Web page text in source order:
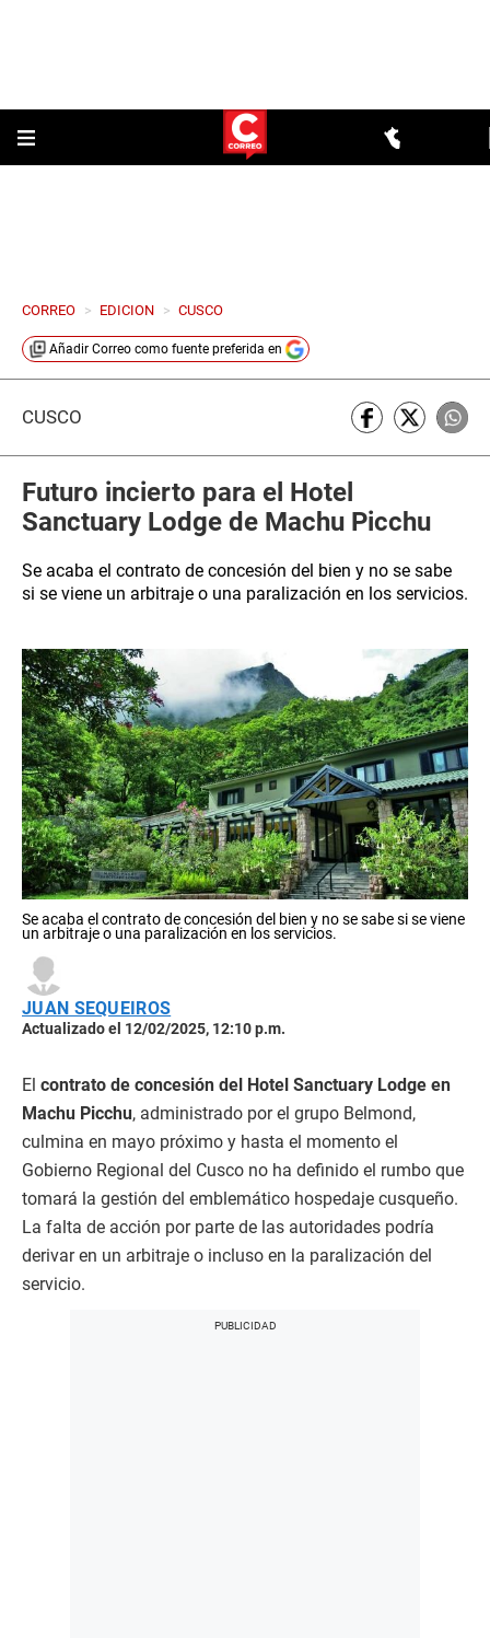
CORREO > EDICION > CUSCO
Añadir Correo como fuente preferida en
CUSCO
Futuro incierto para el Hotel
Sanctuary Lodge de Machu Picchu
Se acaba el contrato de concesión del bien y no se sabe
si se viene un arbitraje o una paralización en los servicios.
Se acaba el contrato de concesión del bien y no se sabe si se viene
un arbitraje o una paralización en los servicios.
JUAN SEQUEIROS
Actualizado el 12/02/2025, 12:10 p.m.
El contrato de concesión del Hotel Sanctuary Lodge en
Machu Picchu, administrado por el grupo Belmond,
culmina en mayo próximo y hasta el momento el
Gobierno Regional del Cusco no ha definido el rumbo que
tomará la gestión del emblemático hospedaje cusqueño.
La falta de acción por parte de las autoridades podría
derivar en un arbitraje o incluso en la paralización del
servicio.